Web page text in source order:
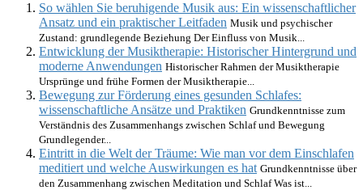
So wählen Sie beruhigende Musik aus: Ein wissenschaftlicher
Ansatz und ein praktischer Leitfaden Musik und psychischer
Zustand: grundlegende Beziehung Der Einfluss von Musik...
Entwicklung der Musiktherapie: Historischer Hintergrund und
moderne Anwendungen Historischer Rahmen der Musiktherapie
Ursprünge und frühe Formen der Musiktherapie...
Bewegung zur Förderung eines gesunden Schlafes:
wissenschaftliche Ansätze und Praktiken Grundkenntnisse zum
Verständnis des Zusammenhangs zwischen Schlaf und Bewegung
Grundlegender...
Eintritt in die Welt der Träume: Wie man vor dem Einschlafen
meditiert und welche Auswirkungen es hat Grundkenntnisse über
den Zusammenhang zwischen Meditation und Schlaf Was ist...